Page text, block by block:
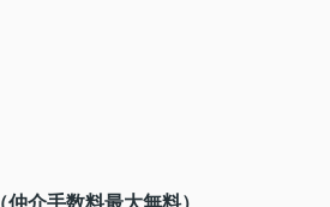
介手数料最大無料）